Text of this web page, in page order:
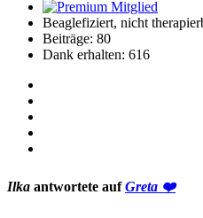
Beaglefiziert, nicht
Beiträge: 80
Dank erhalten: 616
Ilka antwortete aufGreta ❤️